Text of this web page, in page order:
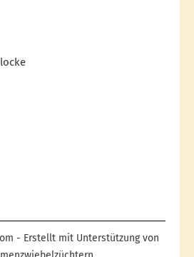
- Erstellt mit Unterstützung von